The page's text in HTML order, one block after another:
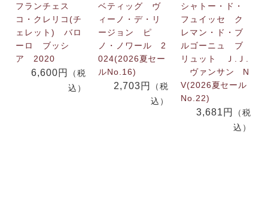
フランチェス
コ・クレリコ(チ
ェレット) バロ
ーロ ブッシ
ア 2020
6,600円
（税
込）
ベティッグ ヴ
ィーノ・デ・リ
ージョン ピ
ノ・ノワール 2
024(2026夏セー
ルNo.16)
2,703円
（税
込）
シャトー・ド・
フュイッセ ク
レマン・ド・ブ
ルゴーニュ ブ
リュット Ｊ.Ｊ.
ヴァンサン N
V(2026夏セール
No.22)
3,681円
（税
込）